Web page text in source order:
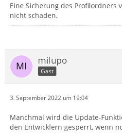
Eine Sicherung des Profilordners
nicht schaden.
milupo
Gast
3. September 2022 um 19:04
Manchmal wird die Update-
den Entwicklern gesperrt, wenn